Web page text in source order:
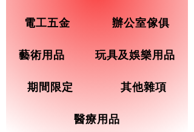
電工五金 辦公室傢俱
藝術用品 玩具及娛樂用品
期間限定 其他雜項
醫療用品